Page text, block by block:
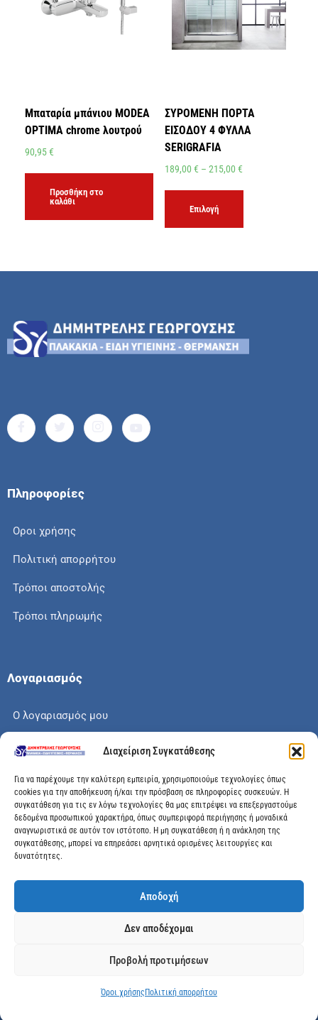
Διαχείριση Συγκατάθεσης
Για να παρέχουμε την καλύτερη εμπειρία, χρησιμοποιούμε τεχνολογίες όπως
cookies για την αποθήκευση ή/και την πρόσβαση σε πληροφορίες συσκευών. Η
συγκατάθεση για τις εν λόγω τεχνολογίες θα μας επιτρέψει να επεξεργαστούμε
δεδομένα προσωπικού χαρακτήρα, όπως συμπεριφορά περιήγησης ή μοναδικά
αναγνωριστικά σε αυτόν τον ιστότοπο. Η μη συγκατάθεση ή η ανάκληση της
συγκατάθεσης, μπορεί να επηρεάσει αρνητικά ορισμένες λειτουργίες και
δυνατότητες.
Αποδοχή
Δεν αποδέχομαι
Προβολή προτιμήσεων
Όροι χρήσης Πολιτική απορρήτου
Μπαταρία μπάνιου MODEA
OPTIMA chrome λουτρού
90,95€
Προσθήκη στο
καλάθι
ΣΥΡΟΜΕΝΗ ΠΟΡΤΑ
ΕΙΣΟΔΟΥ 4 ΦΥΛΛΑ
SERIGRAFIA
189,00 € – 215,00 €
Επιλογή
Πληροφορίες
Οροι χρήσης
Πολιτική απορρήτου
Τρόποι αποστολής
Τρόποι πληρωμής
Λογαριασμός
Ο λογαριασμός μου
Το καλάθι μου
Check out
Διεύθυνση
Μεγάλης Χώρας 89, Αγρίνιο, Τ.Κ: 30100
info@dimitrelis-georgousis.gr
© 2025 dimitrelis-georgousis.gr. All rights reserved.